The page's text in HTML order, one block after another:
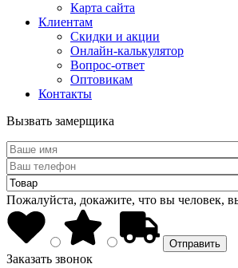
Карта сайта
Клиентам
Скидки и акции
Онлайн-калькулятор
Вопрос-ответ
Оптовикам
Контакты
Вызвать замерщика
Пожалуйста, докажите, что вы человек,
Заказать звонок